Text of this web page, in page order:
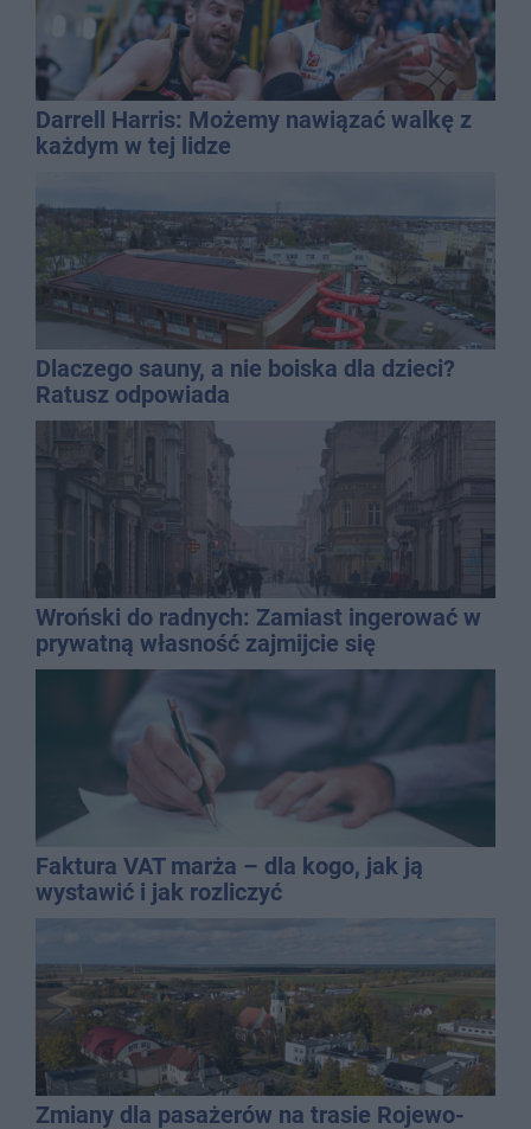
Darrell Harris: Możemy nawiązać walkę z
każdym w tej lidze
Dlaczego sauny, a nie boiska dla dzieci?
Ratusz odpowiada
Wroński do radnych: Zamiast ingerować w
prywatną własność zajmijcie się
gospodarką
Faktura VAT marża – dla kogo, jak ją
wystawić i jak rozliczyć
Zmiany dla pasażerów na trasie Rojewo-